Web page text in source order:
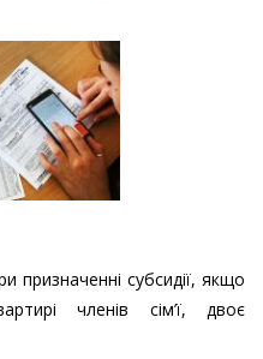
призначенні субсидії, якщо
членів сім’ї, двоє